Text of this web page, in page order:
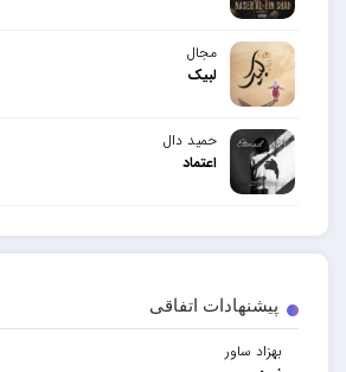
پیشنهادات اتفاقی
بهزاد ساور
مجال
لبیک
حمید دال
اعتماد